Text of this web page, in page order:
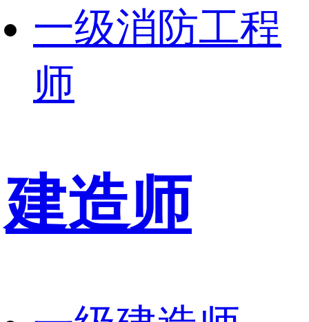
一级消防工程
师
建造师